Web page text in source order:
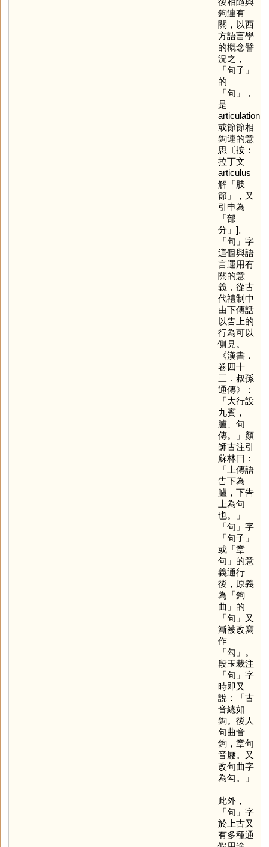
鉤連有
關，以西
方語言學
的概念譬
況之，
「句子」
的
「句 」，
是
articulation
或節節相
鉤連的意
思〔按：
拉丁文
articulus
解「肢
節」，又
引申為
「部
分」]。
「句 」字
這個與語
言運用有
關的意
義，從古
代禮制中
由下傳話
以告上的
行為可以
側見。
《漢書．
卷四十
三．叔孫
通傳》：
「大行設
九賓，
臚、句
傳。」顏
師古注引
蘇林曰：
「上傳語
告下為
臚，下告
上為句
也。」
「句 」字
「句子」
或「章
句」的意
義通行
後，原義
為「鉤
曲」的
「句 」又
漸被改寫
作
「勾 」。
段玉裁注
「句 」字
時即又
說：「古
音總如
鉤。後人
句曲音
鉤，章句
音屨。又
改句曲字
為勾。」
此外，
「句 」字
於上古又
有多種通